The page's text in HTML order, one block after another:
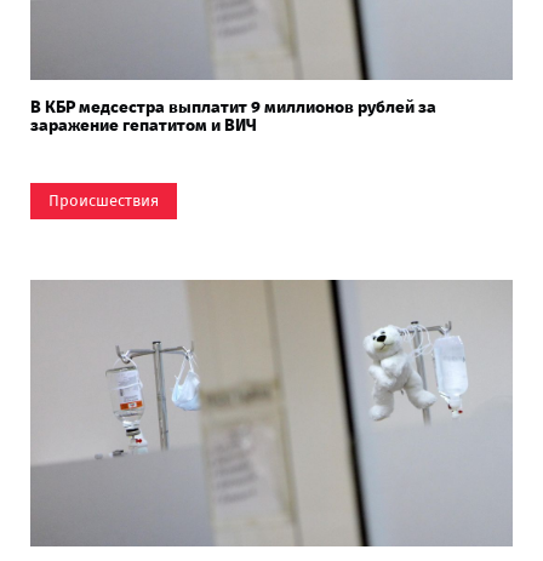
В КБР медсестра выплатит 9 миллионов рублей за
заражение гепатитом и ВИЧ
Происшествия